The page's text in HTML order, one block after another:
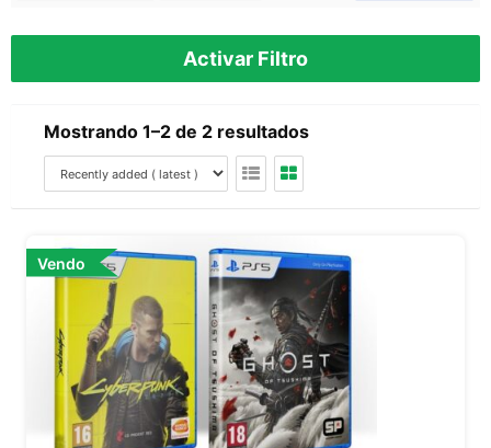
Activar Filtro
Mostrando 1–2 de 2 resultados
Vendo